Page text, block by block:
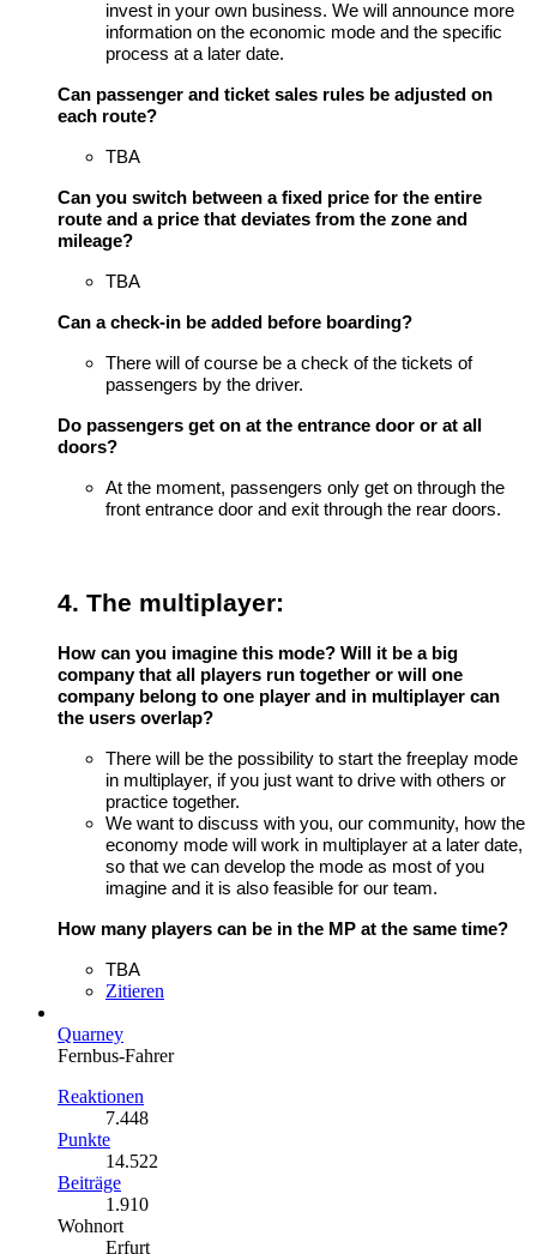
invest in your own business. We will announce more
information on the economic mode and the specific
process at a later date.
Can passenger and ticket sales rules be adjusted on
each route?
TBA
Can you switch between a fixed price for the entire
route and a price that deviates from the zone and
mileage?
TBA
Can a check-in be added before boarding?
There will of course be a check of the tickets of
passengers by the driver.
Do passengers get on at the entrance door or at all
doors?
At the moment, passengers only get on through the
front entrance door and exit through the rear doors.
4. The multiplayer:
How can you imagine this mode? Will it be a big
company that all players run together or will one
company belong to one player and in multiplayer can
the users overlap?
There will be the possibility to start the freeplay mode
in multiplayer, if you just want to drive with others or
practice together.
We want to discuss with you, our community, how the
economy mode will work in multiplayer at a later date,
so that we can develop the mode as most of you
imagine and it is also feasible for our team.
How many players can be in the MP at the same time?
TBA
Zitieren
Quarney
Fernbus-Fahrer
Reaktionen
7.448
Punkte
14.522
Beiträge
1.910
Wohnort
Erfurt